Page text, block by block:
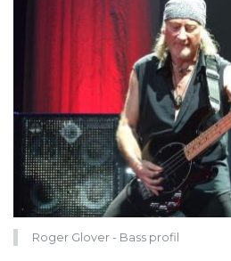
Roger Glover - Bass profil